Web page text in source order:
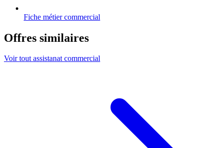
Fiche métier commercial
Offres similaires
Voir tout assistanat commercial